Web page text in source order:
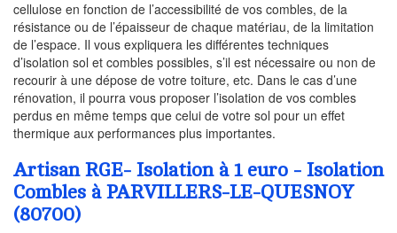
cellulose en fonction de l’accessibilité de vos combles, de la
résistance ou de l’épaisseur de chaque matériau, de la limitation
de l’espace. Il vous expliquera les différentes techniques
d’isolation sol et combles possibles, s’il est nécessaire ou non de
recourir à une dépose de votre toiture, etc. Dans le cas d’une
rénovation, il pourra vous proposer l’isolation de vos combles
perdus en même temps que celui de votre sol pour un effet
thermique aux performances plus importantes.
Artisan RGE- Isolation à 1 euro - Isolation
Combles à PARVILLERS-LE-QUESNOY
(80700)